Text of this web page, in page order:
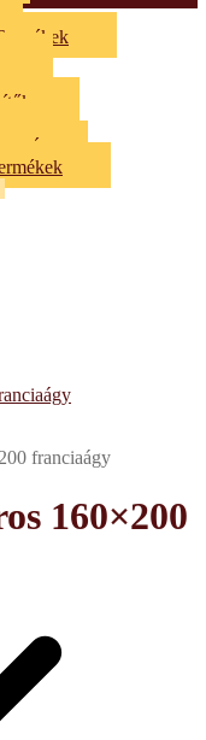
franciaágy
160×200